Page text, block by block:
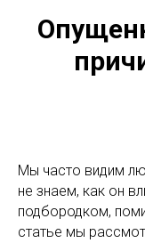
Мы часто видим
не знаем, как он
подбородком,
статье мы